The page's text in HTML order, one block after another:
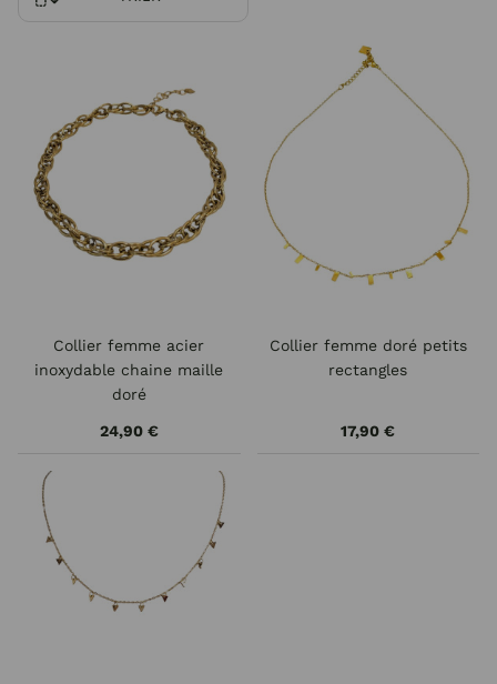
Collier femme acier
inoxydable chaine maille
doré
24,90 €
Collier femme doré petits
rectangles
17,90 €